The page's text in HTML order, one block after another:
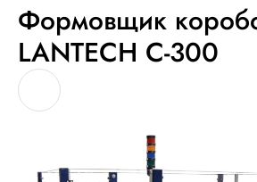
Формовщик
LANTECH С-300